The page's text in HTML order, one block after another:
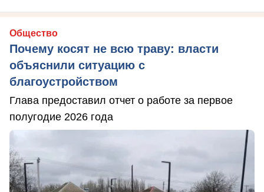
Общество
Почему косят не всю траву: власти
объяснили ситуацию с
благоустройством
Глава предоставил отчет о работе за первое
полугодие 2026 года